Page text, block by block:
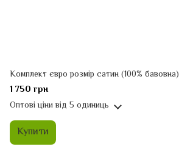
Комплект євро розмір сатин (100% бавовна)
1 750 грн
Оптові ціни від 5 одиниць
Купити